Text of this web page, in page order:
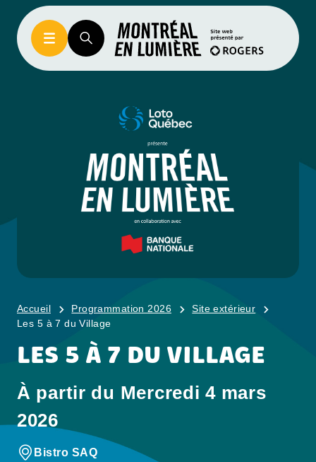
Accueil Programmation 2026
Site extérieur
Les 5 à 7 du Village
LES 5 À 7 DU VILLAGE
À partir du Mercredi 4 mars
2026
Bistro SAQ